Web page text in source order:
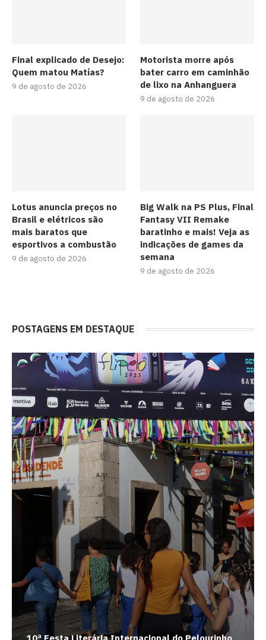
Final explicado de Desejo:
Quem matou Matías?
9 de agosto de 2026
Motorista morre após
bater carro em caminhão
de lixo na Anhanguera
9 de agosto de 2026
Lotus anuncia preços no
Brasil e elétricos são
mais baratos que
esportivos a combustão
9 de agosto de 2026
Big Walk na PS Plus, Final
Fantasy VII Remake
baratinho e mais! Veja as
indicações de games da
semana
9 de agosto de 2026
POSTAGENS EM DESTAQUE
10ª Festa Literária Internacional do Pelourinho